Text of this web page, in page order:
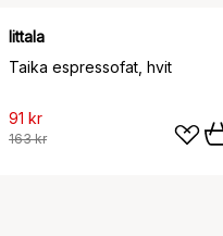
Iittala
Taika espressofat, hvit
91 kr
163 kr